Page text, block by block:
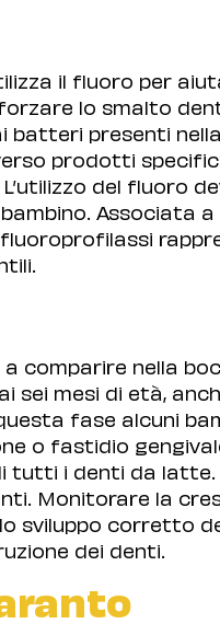
il fluoro per
lo smalto
presenti
prodotti
del fluoro
Associata a
comparire nella
sei mesi di età,
fase alcuni
o fastidio
tutti i denti da latte.
Monitorare la
sviluppo corretto
dei denti.